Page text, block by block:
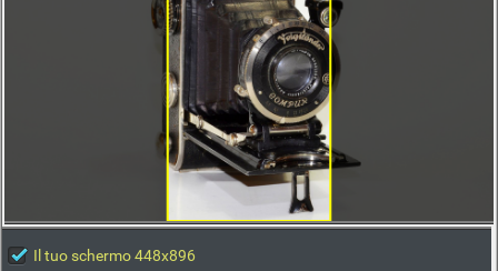
Il tuo schermo 448x896